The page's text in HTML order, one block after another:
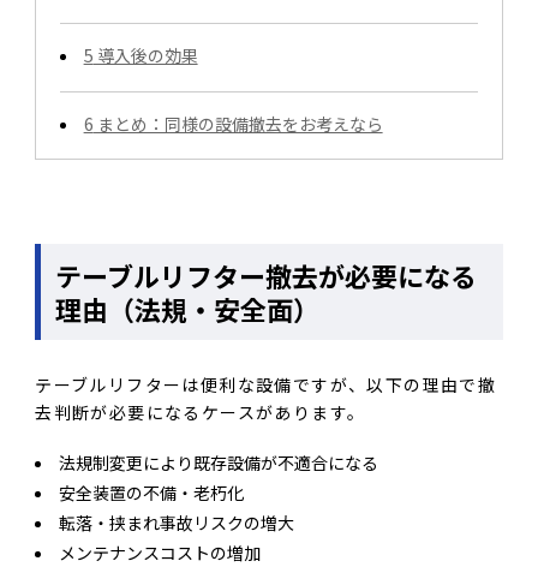
5 導入後の効果
6 まとめ：同様の設備撤去をお考えなら
テーブルリフター撤去が必要になる
理由（法規・安全面）
テーブルリフターは便利な設備ですが、以下の理由で撤
去判断が必要になるケースがあります。
法規制変更により既存設備が不適合になる
安全装置の不備・老朽化
転落・挟まれ事故リスクの増大
メンテナンスコストの増加